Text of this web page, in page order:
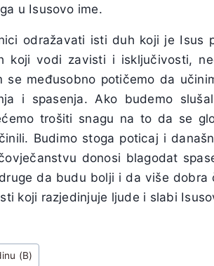
u Isusovo ime.
odražavati isti duh koji je Isus
koji vodi zavisti i isključivosti,
međusobno potičemo da
i spasenja. Ako budemo
trošiti snagu na to da se
Budimo stoga poticaj i
donosi blagodat
da budu bolji i da više dobra
koji razjedinjuje ljude i slabi
(B)